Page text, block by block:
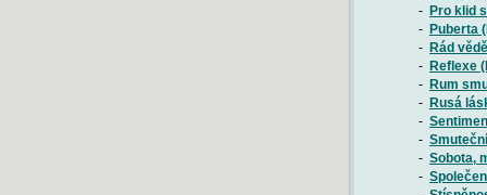
- Pro klid
- Puberta
- Rád
- Reflexe
- Rum
- Rusá
-
-
- Sobota,
-